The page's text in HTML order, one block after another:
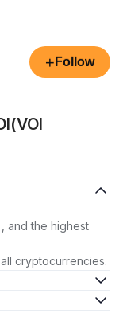
+ Follow
and the highest
cryptocurrencies.